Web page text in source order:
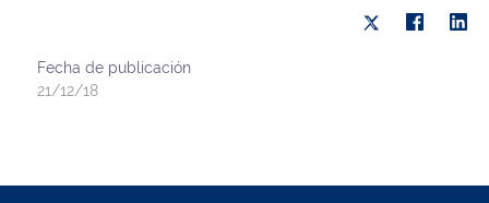
Fecha de publicación
21/12/18